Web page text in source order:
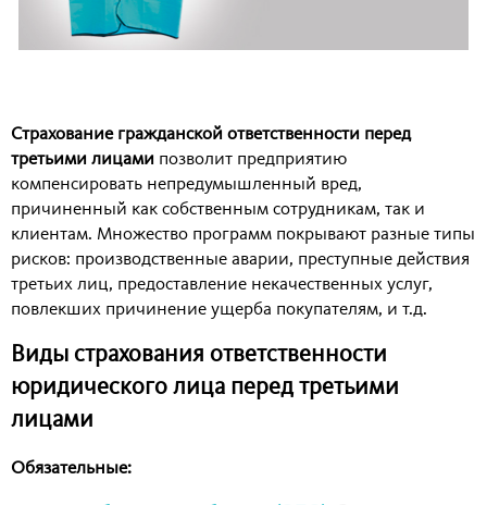
Страхование гражданской ответственности перед
третьими лицами позволит предприятию
компенсировать непредумышленный вред,
причиненный как собственным сотрудникам, так и
клиентам. Множество программ покрывают разные типы
рисков: производственные аварии, преступные действия
третьих лиц, предоставление некачественных услуг,
повлекших причинение ущерба покупателям, и т.д.
Виды страхования ответственности
юридического лица перед третьими
лицами
Обязательные: